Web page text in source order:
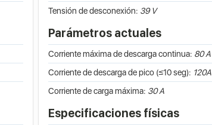
Tensión de desconexión: 39 V
Parámetros actuales
Corriente máxima de descarga continua: 80 A
Corriente de descarga de pico (≤10 seg): 120A
Corriente de carga máxima: 30 A
Especificaciones físicas